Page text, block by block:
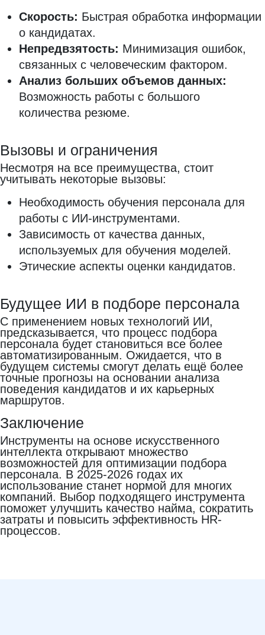
Скорость: Быстрая обработка информации
о кандидатах.
Непредвзятость: Минимизация ошибок,
связанных с человеческим фактором.
Анализ больших объемов данных:
Возможность работы с большого
количества резюме.
Вызовы и ограничения
Несмотря на все преимущества, стоит
учитывать некоторые вызовы:
Необходимость обучения персонала для
работы с ИИ-инструментами.
Зависимость от качества данных,
используемых для обучения моделей.
Этические аспекты оценки кандидатов.
Будущее ИИ в подборе персонала
С применением новых технологий ИИ,
предсказывается, что процесс подбора
персонала будет становиться все более
автоматизированным. Ожидается, что в
будущем системы смогут делать ещё более
точные прогнозы на основании анализа
поведения кандидатов и их карьерных
маршрутов.
Заключение
Инструменты на основе искусственного
интеллекта открывают множество
возможностей для оптимизации подбора
персонала. В 2025-2026 годах их
использование станет нормой для многих
компаний. Выбор подходящего инструмента
поможет улучшить качество найма, сократить
затраты и повысить эффективность HR-
процессов.